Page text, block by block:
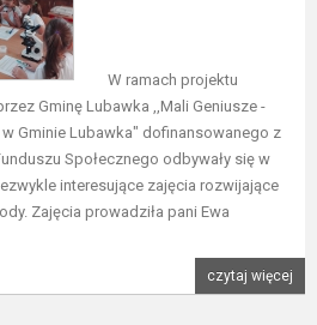
W ramach projektu
Gminę Lubawka ,,Mali Geniusze -
Gminie Lubawka" dofinansowanego z
Społecznego odbywały się w
interesujące zajęcia rozwijające
Zajęcia prowadziła pani Ewa
czytaj więcej